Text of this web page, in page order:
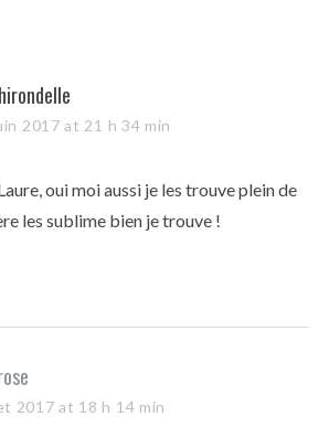
2017 at 21 h 34 min
oui moi aussi je les trouve plein de
les sublime bien je trouve !
2017 at 18 h 14 min